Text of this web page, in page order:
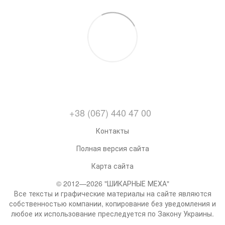
+38 (067) 440 47 00
Контакты
Полная версия сайта
Карта сайта
© 2012—2026 "ШИКАРНЫЕ МЕХА"
Все тексты и графические материалы на сайте являются
собственностью компании, копирование без уведомления и
любое их использование преследуется по Закону Украины.